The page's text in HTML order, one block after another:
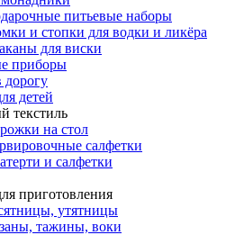
питьевые наборы
и стопки для водки и ликёра
для виски
приборы
дорогу
детей
текстиль
на стол
салфетки
и салфетки
приготовления
утятницы
тажины, воки